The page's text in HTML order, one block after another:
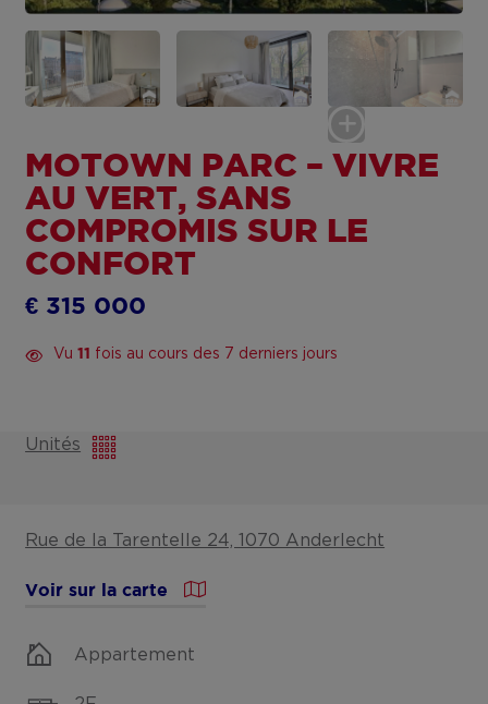
MOTOWN PARC – VIVRE
AU VERT, SANS
COMPROMIS SUR LE
CONFORT
Vu11 fois au cours des 7 derniers jours
€ 315 000
Unités
Rue de la Tarentelle 24, 1070 Anderlecht
Voir sur la carte
Appartement